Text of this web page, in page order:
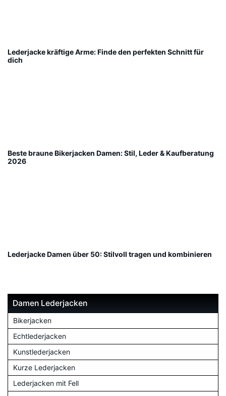
Lederjacke kräftige Arme: Finde den perfekten Schnitt für
dich
Beste braune Bikerjacken Damen: Stil, Leder & Kaufberatung
2026
Lederjacke Damen über 50: Stilvoll tragen und kombinieren
Damen Lederjacken
Bikerjacken
Echtlederjacken
Kunstlederjacken
Kurze Lederjacken
Lederjacken mit Fell